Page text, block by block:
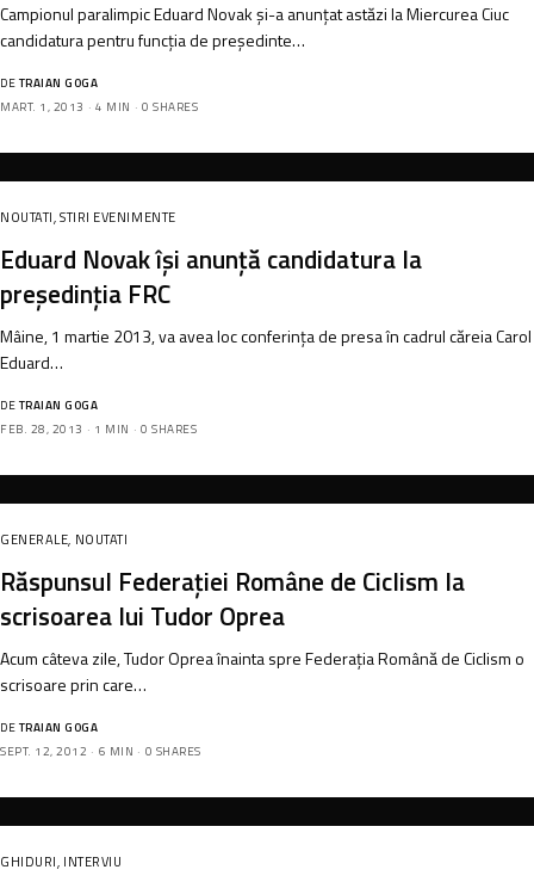
Campionul paralimpic Eduard Novak şi-a anunţat astăzi la Miercurea Ciuc
candidatura pentru funcţia de preşedinte…
DE TRAIAN GOGA
MART. 1, 2013
4 MIN 0 SHARES
NOUTATI,STIRI EVENIMENTE
Eduard Novak își anunță candidatura la
președinția FRC
Mâine, 1 martie 2013, va avea loc conferinţa de presa în cadrul căreia Carol
Eduard…
DE TRAIAN GOGA
FEB. 28, 2013
1 MIN 0 SHARES
GENERALE, NOUTATI
Răspunsul Federației Române de Ciclism la
scrisoarea lui Tudor Oprea
Acum câteva zile, Tudor Oprea înainta spre Federația Română de Ciclism o
scrisoare prin care…
DE TRAIAN GOGA
SEPT. 12, 2012
6 MIN 0 SHARES
GHIDURI, INTERVIU